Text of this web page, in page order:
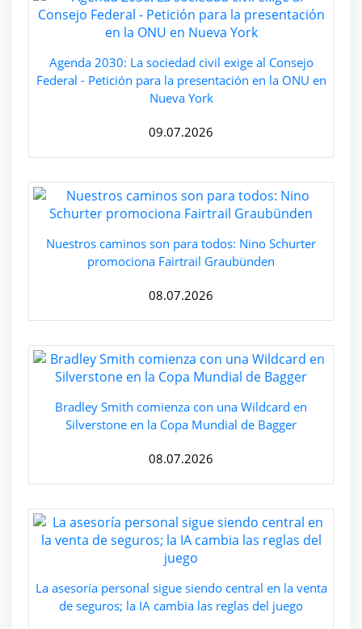
Agenda 2030: La sociedad civil exige al Consejo
Federal - Petición para la presentación en la ONU en
Nueva York
09.07.2026
Nuestros caminos son para todos: Nino Schurter
promociona Fairtrail Graubünden
08.07.2026
Bradley Smith comienza con una Wildcard en
Silverstone en la Copa Mundial de Bagger
08.07.2026
La asesoría personal sigue siendo central en la venta
de seguros; la IA cambia las reglas del juego